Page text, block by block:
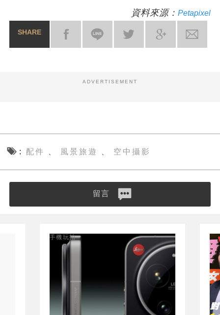
資料來源： Petapixel
SHARE
ADVERTISEMENT
配件 、 風景旅遊 、 空中攝影
留言
手機玩拍